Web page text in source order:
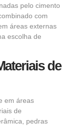
pelo cimento
com
áreas externas
escolha de
de
em áreas
de
pedras